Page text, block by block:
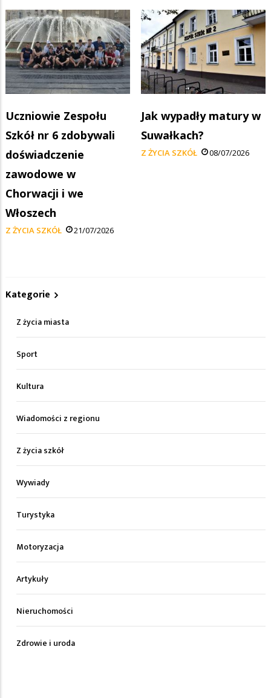
Uczniowie Zespołu
Szkół nr 6 zdobywali
doświadczenie
zawodowe w
Chorwacji i we
Włoszech
Z ŻYCIA SZKÓŁ 21/07/2026
Jak wypadły matury w
Suwałkach?
Z ŻYCIA SZKÓŁ 08/07/2026
Kategorie
Z życia miasta
Sport
Kultura
Wiadomości z regionu
Z życia szkół
Wywiady
Turystyka
Motoryzacja
Artykuły
Nieruchomości
Zdrowie i uroda